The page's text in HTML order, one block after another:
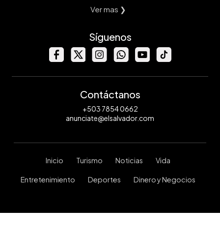
Ver mas ❯
Síguenos
Contáctanos
+503 7854 0662
anunciate@elsalvador.com
Inicio Turismo Noticias Vida
Entretenimiento Deportes Dinero y Negocios